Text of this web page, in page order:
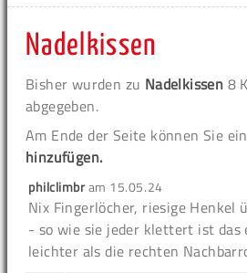
Nadelkissen
Bisher wurden zu Nadelkissen 8
abgegeben.
Am Ende der Seite können Sie
hinzufügen.
philclimbram 15.05.24
Nix Fingerlöcher, riesige Henkel
- so wie sie jeder klettert ist
leichter als die rechten